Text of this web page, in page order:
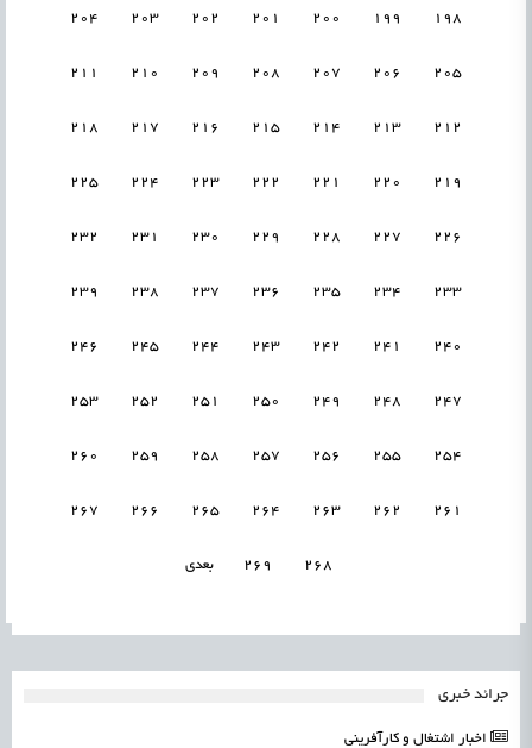
198
199
200
201
202
203
204
205
206
207
208
209
210
211
212
213
214
215
216
217
218
219
220
221
222
223
224
225
226
227
228
229
230
231
232
233
234
235
236
237
238
239
240
241
242
243
244
245
246
247
248
249
250
251
252
253
254
255
256
257
258
259
260
261
262
263
264
265
266
267
268
269 بعدی
جرائد خبری
اخبار اشتغال و کارآفرینی